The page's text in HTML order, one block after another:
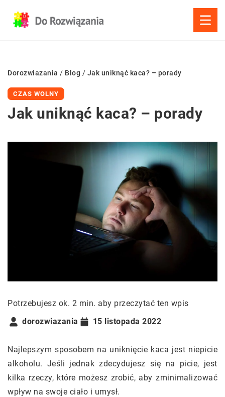
Dorozwiazania / Blog / Jak uniknąć kaca? – porady
CZAS WOLNY
Jak uniknąć kaca? – porady
Potrzebujesz ok. 2 min. aby przeczytać ten wpis
dorozwiazania
15 listopada 2022
Najlepszym sposobem na uniknięcie kaca jest niepicie
alkoholu. Jeśli jednak zdecydujesz się na picie, jest
kilka rzeczy, które możesz zrobić, aby zminimalizować
wpływ na swoje ciało i umysł.